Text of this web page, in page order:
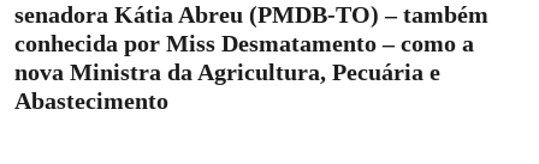
senadora Kátia Abreu (PMDB-TO) – também
conhecida por Miss Desmatamento – como a
nova Ministra da Agricultura, Pecuária e
Abastecimento